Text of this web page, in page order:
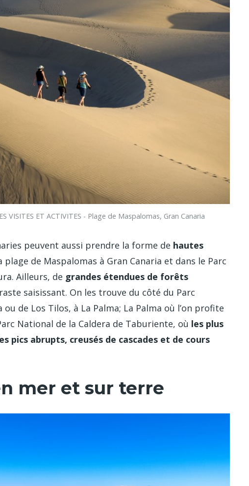
VISITES ET ACTIVITES - Plage de Maspalomas, Gran Canaria
peuvent aussi prendre la forme de hautes
plage de Maspalomas à Gran Canaria et dans le Parc
Ailleurs, de grandes étendues de forêts
saisissant. On les trouve du côté du Parc
de Los Tilos, à La Palma; La Palma où l’on profite
National de la Caldera de Taburiente, où les plus
pics abrupts, creusés de cascades et de cours
mer et sur terre